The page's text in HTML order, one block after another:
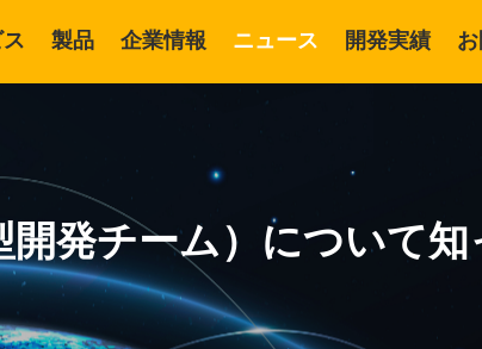
製品 企業情報 ニュース 開発実績
発チーム）について
ト開発言語
開発
モバイル開発
AI・人工知能
ワードプレスCMS